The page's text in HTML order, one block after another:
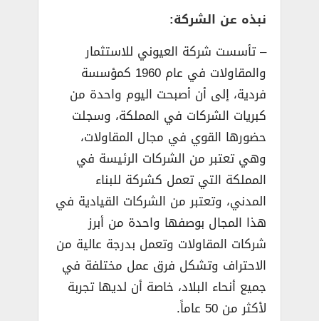
نبذه عن الشركة:
– تأسست شركة العيوني للاستثمار
والمقاولات في عام 1960 كمؤسسة
فردية، إلى أن أصبحت اليوم واحدة من
كبريات الشركات في المملكة، وسجلت
حضورها القوي في مجال المقاولات،
وهي تعتبر من الشركات الرئيسة في
المملكة التي تعمل كشركة للبناء
المدني، وتعتبر من الشركات القيادية في
هذا المجال بوصفها واحدة من أبرز
شركات المقاولات وتعمل بدرجة عالية من
الاحتراف وتشكل فرق عمل مختلفة في
جميع أنحاء البلاد، خاصة أن لديها تجربة
لأكثر من 50 عاماً.